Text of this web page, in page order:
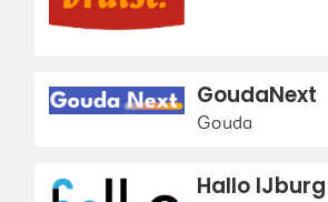
GoudaNext
Gouda
Hallo IJburg